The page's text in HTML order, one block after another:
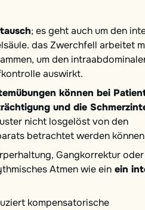
; es geht auch um den
das Zwerchfell arbeitet
um den
auswirkt.
können bei
und die
nicht losgelöst von den
betrachtet werden
Gangkorrektur
Atmen wie einein
kompensatorische